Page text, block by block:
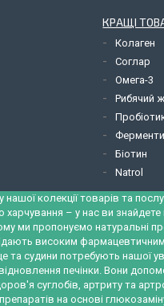
КРАЩІ
Колаген
Соглар
Омега-3
Рибячий
Біотин
Natrol
колекції товарів та
харчування – у нас ви
ми пропонуємо натуральні
високим
та судини потребують нашої
печінки. Вони
суглобів, артриту та
на основі